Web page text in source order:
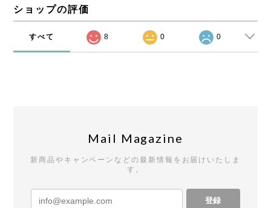
ショップの評価
すべて 8 0 0
Mail Magazine
新商品やキャンペーンなどの最新情報をお届けいたしま
す。
登録